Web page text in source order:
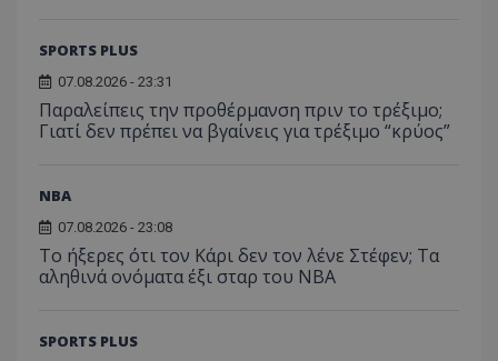
SPORTS PLUS
07.08.2026 - 23:31
Παραλείπεις την προθέρμανση πριν το τρέξιμο;
Γιατί δεν πρέπει να βγαίνεις για τρέξιμο “κρύος”
NBA
07.08.2026 - 23:08
Το ήξερες ότι τον Κάρι δεν τον λένε Στέφεν; Τα
αληθινά ονόματα έξι σταρ του NBA
SPORTS PLUS